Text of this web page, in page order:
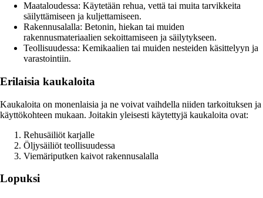
Maataloudessa: Käytetään rehua, vettä tai muita tarvikkeita
säilyttämiseen ja kuljettamiseen.
Rakennusalalla: Betonin, hiekan tai muiden
rakennusmateriaalien sekoittamiseen ja säilytykseen.
Teollisuudessa: Kemikaalien tai muiden nesteiden käsittelyyn ja
varastointiin.
Erilaisia kaukaloita
Kaukaloita on monenlaisia ja ne voivat vaihdella niiden tarkoituksen ja
käyttökohteen mukaan. Joitakin yleisesti käytettyjä kaukaloita ovat:
Rehusäiliöt karjalle
Öljysäiliöt teollisuudessa
Viemäriputken kaivot rakennusalalla
Lopuksi